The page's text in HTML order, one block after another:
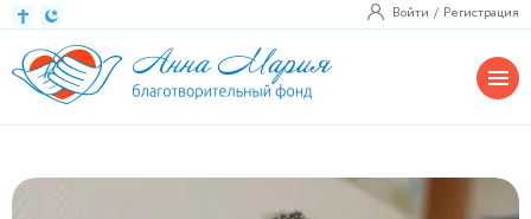
Войти Регистрация